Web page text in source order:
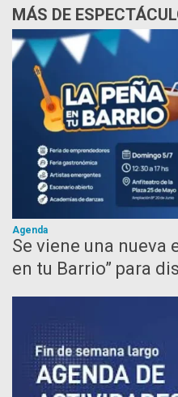
MÁS DE
Agenda
Se viene una nueva
en tu Barrio” para